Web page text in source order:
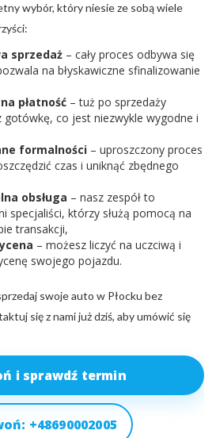
wybór, który niesie ze sobą wiele
sprzedaż – cały proces odbywa się
na błyskawiczne sfinalizowanie
płatność – tuż po sprzedaży
gotówkę, co jest niezwykle wygodne i
formalności – uproszczony proces
czas i uniknąć zbędnego
obsługa – nasz zespół to
specjaliści, którzy służą pomocą na
transakcji,
– możesz liczyć na uczciwą i
swojego pojazdu.
swoje auto w Płocku bez
się z nami już dziś, aby umówić się
i sprawdź termin
+48690002005